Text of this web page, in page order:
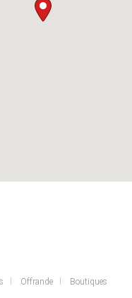
Offrande Boutiques